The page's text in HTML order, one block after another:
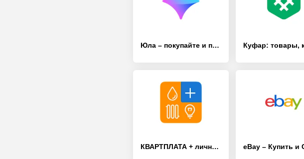
Юла – покупайте и продавайте выгодно
КВАРТПЛАТА + личный кабинет для оплаты ЖКХ